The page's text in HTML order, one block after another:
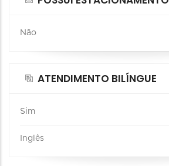
Não
ATENDIMENTO BILÍNGUE
Sim
Inglês